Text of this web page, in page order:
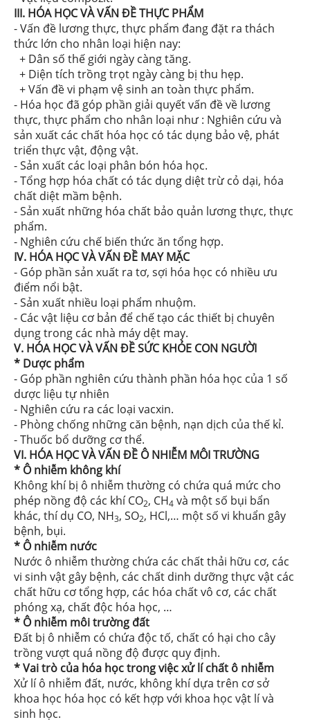
III. HÓA HỌC VÀ VẤN ĐỀ THỰC PHẨM
- Vấn đề lương thực, thực phẩm đang đặt ra thách
thức lớn cho nhân loại hiện nay:
+ Dân số thế giới ngày càng tăng.
+ Diện tích trồng trọt ngày càng bị thu hẹp.
+ Vấn đề vi phạm vệ sinh an toàn thực phẩm.
- Hóa học đã góp phần giải quyết vấn đề về lương
thực, thực phẩm cho nhân loại như : Nghiên cứu và
sản xuất các chất hóa học có tác dụng bảo vệ, phát
triển thực vật, động vật.
- Sản xuất các loại phân bón hóa học.
- Tổng hợp hóa chất có tác dụng diệt trừ cỏ dại, hóa
chất diệt mầm bệnh.
- Sản xuất những hóa chất bảo quản lương thực, thực
phẩm.
- Nghiên cứu chế biến thức ăn tổng hợp.
IV. HÓA HỌC VÀ VẤN ĐỀ MAY MẶC
- Góp phần sản xuất ra tơ, sợi hóa học có nhiều ưu
điểm nổi bật.
- Sản xuất nhiều loại phẩm nhuộm.
- Các vật liệu cơ bản để chế tạo các thiết bị chuyên
dụng trong các nhà máy dệt may.
V. HÓA HỌC VÀ VẤN ĐỀ SỨC KHỎE CON NGƯỜI
* Dược phẩm
- Góp phần nghiên cứu thành phần hóa học của 1 số
dược liệu tự nhiên
- Nghiên cứu ra các loại vacxin.
- Phòng chống những căn bệnh, nạn dịch của thế kỉ.
- Thuốc bổ dưỡng cơ thể.
VI. HÓA HỌC VÀ VẤN ĐỀ Ô NHIỄM MÔI TRƯỜNG
* Ô nhiễm không khí
Không khí bị ô nhiễm thường có chứa quá mức cho
phép nồng độ các khí CO2, CH4 và một số bụi bẩn
khác, thí dụ CO, NH3, SO2, HCl,… một số vi khuẩn gây
bệnh, bụi.
* Ô nhiễm nước
Nước ô nhiễm thường chứa các chất thải hữu cơ, các
vi sinh vật gây bệnh, các chất dinh dưỡng thực vật các
chất hữu cơ tổng hợp, các hóa chất vô cơ, các chất
phóng xạ, chất độc hóa học, …
* Ô nhiễm môi trường đất
Đất bị ô nhiễm có chứa độc tố, chất có hại cho cây
trồng vượt quá nồng độ được quy định.
* Vai trò của hóa học trong việc xử lí chất ô nhiễm
Xử lí ô nhiễm đất, nước, không khí dựa trên cơ sở
khoa học hóa học có kết hợp với khoa học vật lí và
sinh học.